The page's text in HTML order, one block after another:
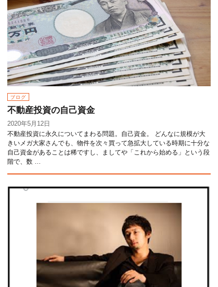
ブログ
不動産投資の自己資金
2020年5月12日
不動産投資に永久についてまわる問題。自己資金。 どんなに規模が大
きいメガ大家さんでも、物件を次々買って急拡大している時期に十分な
自己資金があることは稀ですし、ましてや「これから始める」という段
階で、数 …